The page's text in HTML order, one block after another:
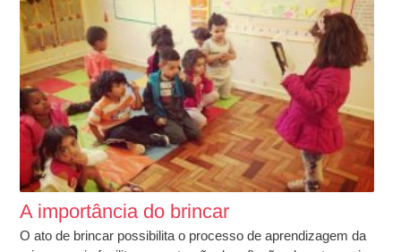
A importância do brincar
O ato de brincar possibilita o processo de aprendizagem da